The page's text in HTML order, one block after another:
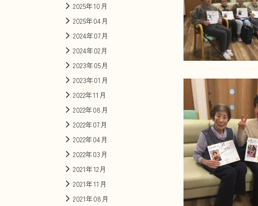
2025年10月
2025年04月
2024年07月
2024年02月
2023年05月
2023年01月
2022年11月
2022年08月
2022年07月
2022年04月
2022年03月
2021年12月
2021年11月
2021年08月